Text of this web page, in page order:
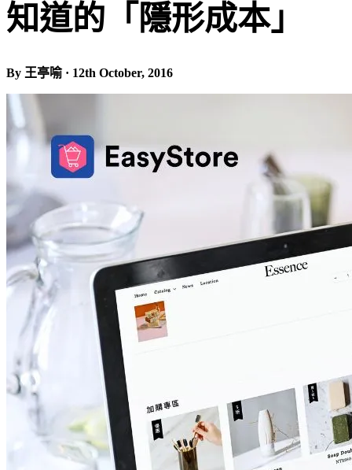
知道的「隱形成本」
By 王亭喻 · 12th October, 2016